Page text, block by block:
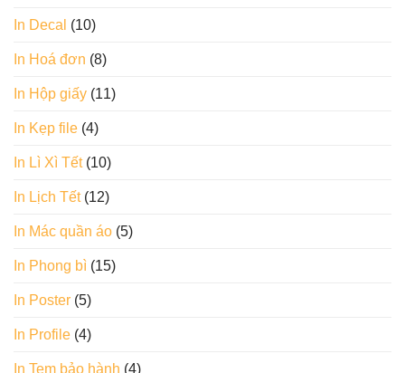
In Decal (10)
In Hoá đơn (8)
In Hộp giấy (11)
In Kẹp file (4)
In Lì Xì Tết(10)
In Lịch Tết(12)
In Mác quần áo (5)
In Phong bì (15)
In Poster (5)
In Profile (4)
In Tem bảo hành (4)